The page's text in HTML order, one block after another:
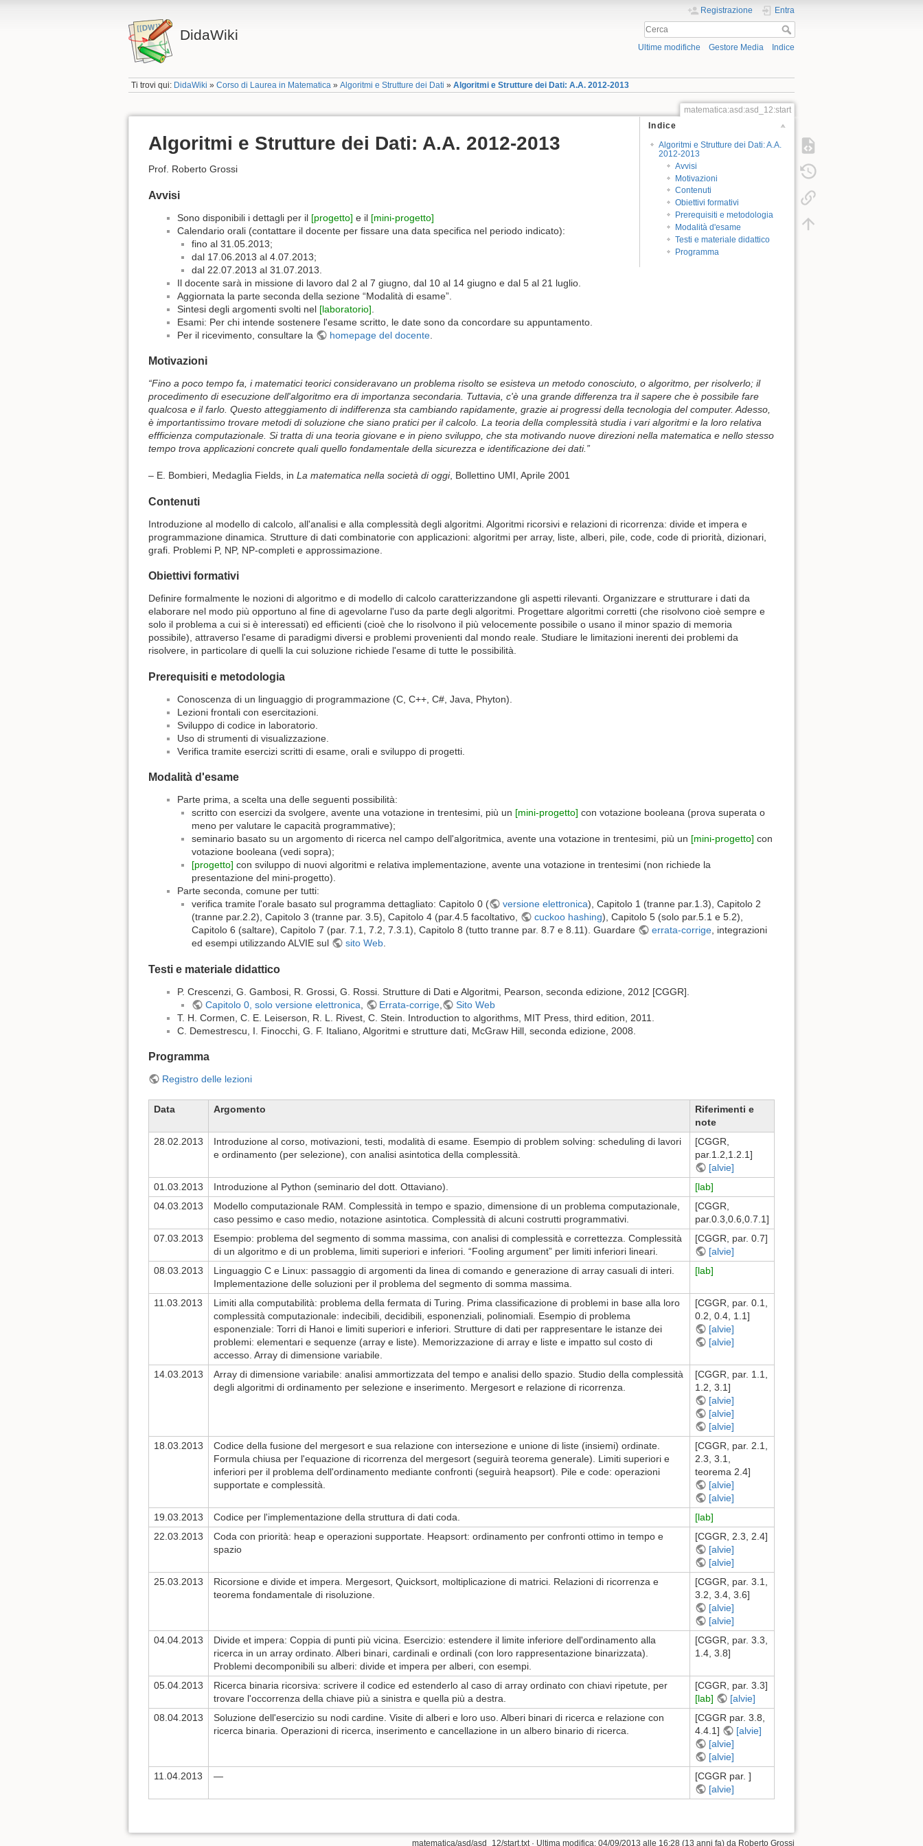
DidaWiki
Registrazione Entra
Ultime modifiche Gestore Media Indice
Ti trovi qui: DidaWiki »Corso di Laurea in Matematica »Algoritmi e Strutture dei Dati »Algoritmi e Strutture dei Dati: A.A. 2012-2013
matematica:asd:asd_12:start
Indice
Algoritmi e Strutture dei Dati: A.A.
2012-2013
Avvisi
Motivazioni
Contenuti
Obiettivi formativi
Prerequisiti e metodologia
Modalità d'esame
Testi e materiale didattico
Programma
Algoritmi e Strutture dei Dati: A.A. 2012-2013
Prof. Roberto Grossi
Avvisi
Sono disponibili i dettagli per il [progetto] e il [mini-progetto]
Calendario orali (contattare il docente per fissare una data specifica nel periodo indicato):
fino al 31.05.2013;
dal 17.06.2013 al 4.07.2013;
dal 22.07.2013 al 31.07.2013.
Il docente sarà in missione di lavoro dal 2 al 7 giugno, dal 10 al 14 giugno e dal 5 al 21 luglio.
Aggiornata la parte seconda della sezione “Modalità di esame”.
Sintesi degli argomenti svolti nel [laboratorio]
Esami: Per chi intende sostenere l'esame scritto, le date sono da concordare su appuntamento.
Per il ricevimento, consultare la
homepage del docente.
Motivazioni
“Fino a poco tempo fa, i matematici teorici consideravano un problema risolto se esisteva un metodo conosciuto, o algoritmo, per risolverlo; il
procedimento di esecuzione dell'algoritmo era di importanza secondaria. Tuttavia, c'è una grande differenza tra il sapere che è possibile fare
qualcosa e il farlo. Questo atteggiamento di indifferenza sta cambiando rapidamente, grazie ai progressi della tecnologia del computer. Adesso,
è importantissimo trovare metodi di soluzione che siano pratici per il calcolo. La teoria della complessità studia i vari algoritmi e la loro relativa
effficienza computazionale. Si tratta di una teoria giovane e in pieno sviluppo, che sta motivando nuove direzioni nella matematica e nello stesso
tempo trova applicazioni concrete quali quello fondamentale della sicurezza e identificazione dei dati.”
– E. Bombieri, Medaglia Fields, in La matematica nella società di oggi, Bollettino UMI, Aprile 2001
Contenuti
Introduzione al modello di calcolo, all'analisi e alla complessità degli algoritmi. Algoritmi ricorsivi e relazioni di ricorrenza: divide et impera e
programmazione dinamica. Strutture di dati combinatorie con applicazioni: algoritmi per array, liste, alberi, pile, code, code di priorità, dizionari,
grafi. Problemi P, NP, NP-completi e approssimazione.
Obiettivi formativi
Definire formalmente le nozioni di algoritmo e di modello di calcolo caratterizzandone gli aspetti rilevanti. Organizzare e strutturare i dati da
elaborare nel modo più opportuno al fine di agevolarne l'uso da parte degli algoritmi. Progettare algoritmi corretti (che risolvono cioè sempre e
solo il problema a cui si è interessati) ed efficienti (cioè che lo risolvono il più velocemente possibile o usano il minor spazio di memoria
possibile), attraverso l'esame di paradigmi diversi e problemi provenienti dal mondo reale. Studiare le limitazioni inerenti dei problemi da
risolvere, in particolare di quelli la cui soluzione richiede l'esame di tutte le possibilità.
Prerequisiti e metodologia
Conoscenza di un linguaggio di programmazione (C, C++, C#, Java, Phyton).
Lezioni frontali con esercitazioni.
Sviluppo di codice in laboratorio.
Uso di strumenti di visualizzazione.
Verifica tramite esercizi scritti di esame, orali e sviluppo di progetti.
Modalità d'esame
Parte prima, a scelta una delle seguenti possibilità:
scritto con esercizi da svolgere, avente una votazione in trentesimi, più un [mini-progetto] con votazione booleana (prova superata o
meno per valutare le capacità programmative);
seminario basato su un argomento di ricerca nel campo dell'algoritmica, avente una votazione in trentesimi, più un [mini-progetto] con
votazione booleana (vedi sopra);
[progetto] con sviluppo di nuovi algoritmi e relativa implementazione, avente una votazione in trentesimi (non richiede la
presentazione del mini-progetto).
Parte seconda, comune per tutti:
verifica tramite l'orale basato sul programma dettagliato: Capitolo 0 (
versione elettronica), Capitolo 1 (tranne par.1.3), Capitolo 2
(tranne par.2.2), Capitolo 3 (tranne par. 3.5), Capitolo 4 (par.4.5 facoltativo,
cuckoo hashing), Capitolo 5 (solo par.5.1 e 5.2),
Capitolo 6 (saltare), Capitolo 7 (par. 7.1, 7.2, 7.3.1), Capitolo 8 (tutto tranne par. 8.7 e 8.11). Guardare
errata-corrige, integrazioni
ed esempi utilizzando ALVIE sul
sito Web.
Testi e materiale didattico
P. Crescenzi, G. Gambosi, R. Grossi, G. Rossi. Strutture di Dati e Algoritmi, Pearson, seconda edizione, 2012 [CGGR].
Capitolo 0, solo versione elettronica
Errata-corrige
Sito Web
T. H. Cormen, C. E. Leiserson, R. L. Rivest, C. Stein. Introduction to algorithms, MIT Press, third edition, 2011.
C. Demestrescu, I. Finocchi, G. F. Italiano, Algoritmi e strutture dati, McGraw Hill, seconda edizione, 2008.
Programma
Registro delle lezioni
Data Argomento
Riferimenti e
note
28.02.2013
Introduzione al corso, motivazioni, testi, modalità di esame. Esempio di problem solving: scheduling di lavori
e ordinamento (per selezione), con analisi asintotica della complessità.
[CGGR,
par.1.2,1.2.1]
[alvie]
01.03.2013
Introduzione al Python (seminario del dott. Ottaviano).
[lab]
04.03.2013
Modello computazionale RAM. Complessità in tempo e spazio, dimensione di un problema computazionale,
caso pessimo e caso medio, notazione asintotica. Complessità di alcuni costrutti programmativi.
[CGGR,
par.0.3,0.6,0.7.1]
07.03.2013
Esempio: problema del segmento di somma massima, con analisi di complessità e correttezza. Complessità
di un algoritmo e di un problema, limiti superiori e inferiori. “Fooling argument” per limiti inferiori lineari.
[CGGR, par. 0.7]
[alvie]
08.03.2013
Linguaggio C e Linux: passaggio di argomenti da linea di comando e generazione di array casuali di interi.
Implementazione delle soluzioni per il problema del segmento di somma massima.
[lab]
11.03.2013
Limiti alla computabilità: problema della fermata di Turing. Prima classificazione di problemi in base alla loro
complessità computazionale: indecibili, decidibili, esponenziali, polinomiali. Esempio di problema
esponenziale: Torri di Hanoi e limiti superiori e inferiori. Strutture di dati per rappresentare le istanze dei
problemi: elementari e sequenze (array e liste). Memorizzazione di array e liste e impatto sul costo di
accesso. Array di dimensione variabile.
[CGGR, par. 0.1,
0.2, 0.4, 1.1]
[alvie]
[alvie]
14.03.2013
Array di dimensione variabile: analisi ammortizzata del tempo e analisi dello spazio. Studio della complessità
degli algoritmi di ordinamento per selezione e inserimento. Mergesort e relazione di ricorrenza.
[CGGR, par. 1.1,
1.2, 3.1]
[alvie]
[alvie]
[alvie]
18.03.2013
Codice della fusione del mergesort e sua relazione con intersezione e unione di liste (insiemi) ordinate.
Formula chiusa per l'equazione di ricorrenza del mergesort (seguirà teorema generale). Limiti superiori e
inferiori per il problema dell'ordinamento mediante confronti (seguirà heapsort). Pile e code: operazioni
supportate e complessità.
[CGGR, par. 2.1,
2.3, 3.1,
teorema 2.4]
[alvie]
[alvie]
19.03.2013
Codice per l'implementazione della struttura di dati coda.
[lab]
22.03.2013
Coda con priorità: heap e operazioni supportate. Heapsort: ordinamento per confronti ottimo in tempo e
spazio
[CGGR, 2.3, 2.4]
[alvie]
[alvie]
25.03.2013
Ricorsione e divide et impera. Mergesort, Quicksort, moltiplicazione di matrici. Relazioni di ricorrenza e
teorema fondamentale di risoluzione.
[CGGR, par. 3.1,
3.2, 3.4, 3.6]
[alvie]
[alvie]
04.04.2013
Divide et impera: Coppia di punti più vicina. Esercizio: estendere il limite inferiore dell'ordinamento alla
ricerca in un array ordinato. Alberi binari, cardinali e ordinali (con loro rappresentazione binarizzata).
Problemi decomponibili su alberi: divide et impera per alberi, con esempi.
[CGGR, par. 3.3,
1.4, 3.8]
05.04.2013
Ricerca binaria ricorsiva: scrivere il codice ed estenderlo al caso di array ordinato con chiavi ripetute, per
trovare l'occorrenza della chiave più a sinistra e quella più a destra.
[CGGR, par. 3.3]
[lab]
[alvie]
08.04.2013
Soluzione dell'esercizio su nodi cardine. Visite di alberi e loro uso. Alberi binari di ricerca e relazione con
ricerca binaria. Operazioni di ricerca, inserimento e cancellazione in un albero binario di ricerca.
[CGGR par. 3.8,
4.4.1]
[alvie]
[alvie]
[alvie]
11.04.2013
—
[CGGR par. ]
[alvie]
matematica/asd/asd_12/start.txt · Ultima modifica: 04/09/2013 alle 16:28 (13 anni fa) da Roberto Grossi